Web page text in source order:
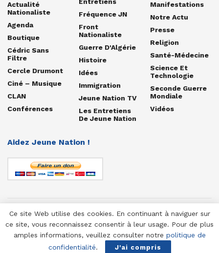
Actualité
Nationaliste
Agenda
Boutique
Cédric Sans
Filtre
Cercle Drumont
Ciné – Musique
CLAN
Conférences
Fréquence JN
Front
Nationaliste
Guerre D'Algérie
Histoire
Idées
Immigration
Jeune Nation TV
Les Entretiens
De Jeune Nation
Manifestations
Notre Actu
Presse
Religion
Santé-Médecine
Science Et
Technologie
Seconde Guerre
Mondiale
Vidéos
Aidez Jeune Nation !
© 1958-2025 Jeune Nation
Ce site Web utilise des cookies. En continuant à naviguer sur
ce site, vous reconnaissez consentir à leur usage. Pour de plus
amples informations, veuillez consulter notre politique de
confidentialité. J'ai compris